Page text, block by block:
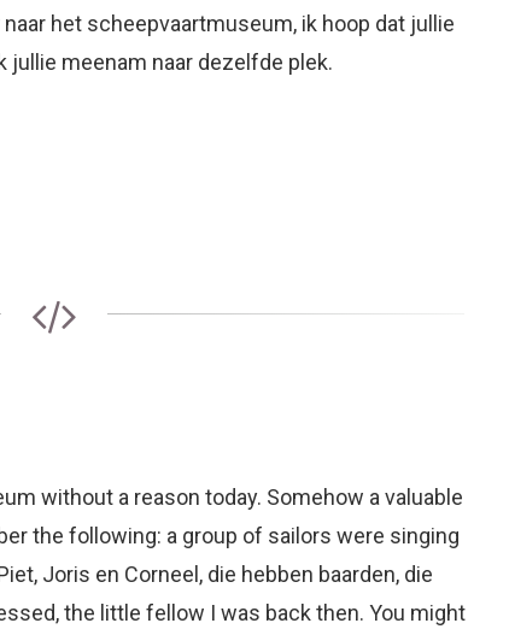
het scheepvaartmuseum, ik hoop dat jullie
jullie meenam naar dezelfde plek.
without a reason today. Somehow a valuable
the following: a group of sailors were singing
Joris en Corneel, die hebben baarden, die
the little fellow I was back then. You might